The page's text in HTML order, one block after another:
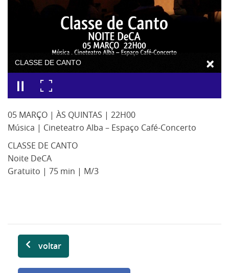
CLASSE DE CANTO
05 MARÇO | ÀS QUINTAS | 22H00
Música | Cineteatro Alba – Espaço Café-Concerto
CLASSE DE CANTO
Noite DeCA
Gratuito | 75 min | M/3
voltar